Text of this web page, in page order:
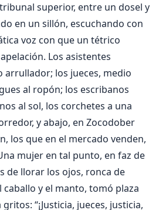
superior, entre un dosel y
en un sillón, escuchando con
voz con que un tétrico
Los asistentes
arrullador; los jueces, medio
al ropón; los escribanos
al sol, los corchetes a una
y abajo, en Zocodober
los que en el mercado venden,
mujer en tal punto, en faz de
de llorar los ojos, ronca de
caballo y el manto, tomó plaza
“¡Justicia, jueces, justicia,